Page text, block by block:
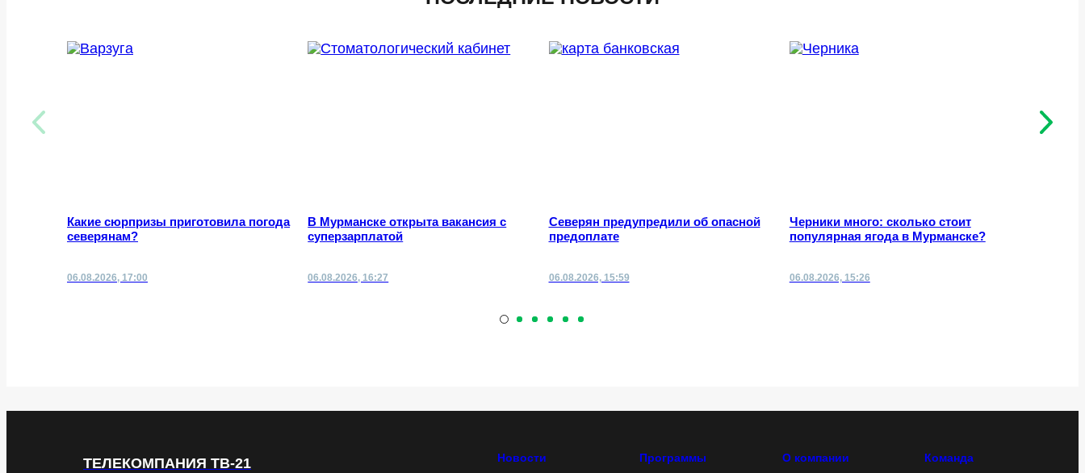
Какие сюрпризы приготовила погода
северянам?
06.08.2026, 17:00
В Мурманске открыта вакансия с
суперзарплатой
06.08.2026, 16:27
Северян предупредили об опасной
предоплате
06.08.2026, 15:59
Черники много: сколько стоит
популярная ягода в Мурманске?
06.08.2026, 15:26
ТЕЛЕКОМПАНИЯ ТВ-21 Новости Программы О компании
Команда